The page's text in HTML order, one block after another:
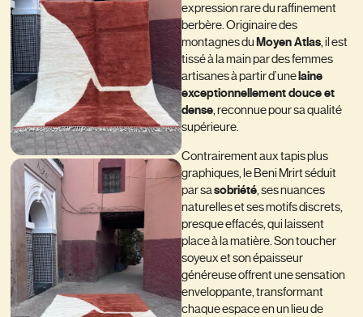
expression rare du raffinement
berbère. Originaire des
montagnes duMoyen Atlas, il est
tissé à la main par des femmes
artisanes à partir d’unelaine
exceptionnellement douce et
dense, reconnue pour sa qualité
supérieure.
Contrairement aux tapis plus
graphiques, le Beni Mrirt séduit
par sasobriété , ses nuances
naturelles et ses motifs discrets,
presque effacés, qui laissent
place à la matière. Son toucher
soyeux et son épaisseur
généreuse offrent une sensation
enveloppante, transformant
chaque espace en un lieu de